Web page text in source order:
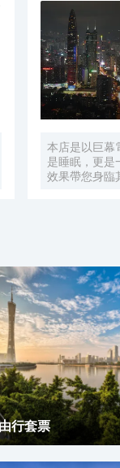
本店是以巨幕
是睡眠，更是
效果帶您身臨
行套票